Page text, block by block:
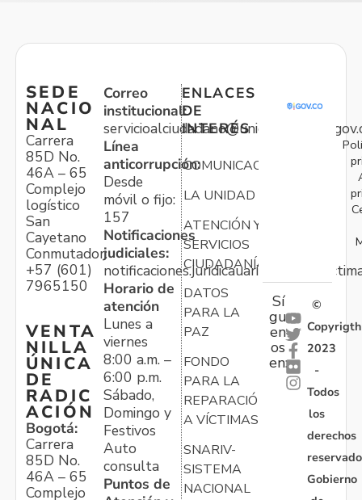
SEDE
NACIO
NAL
Carrera
85D No.
46A – 65
Complejo
logístico
San
Cayetano
Conmutador:
+57 (601)
7965150
VENTA
NILLA
ÚNICA
DE
RADIC
ACIÓN
Bogotá:
Carrera
85D No.
46A – 65
Complejo
Correo
institucional:
Línea
anticorrupción:
Desde
móvil o fijo:
157
Notificaciones
judiciales:
Horario de
atención
Lunes a
viernes
8:00 a.m. –
6:00 p.m.
Sábado,
Domingo y
Festivos
Auto
consulta
Puntos de
ENLACES
DE
INTERÉS
COMUNICACIONES
LA UNIDAD
ATENCIÓN Y
SERVICIOS
CIUDADANÍA
DATOS
PARA LA
PAZ
FONDO
PARA LA
REPARACIÓN
A VÍCTIMAS
SNARIV-
SISTEMA
NACIONAL
Sí
gu
en
os
en:
©
Copyrigth
2023
-
Todos
los
derechos
Gobierno